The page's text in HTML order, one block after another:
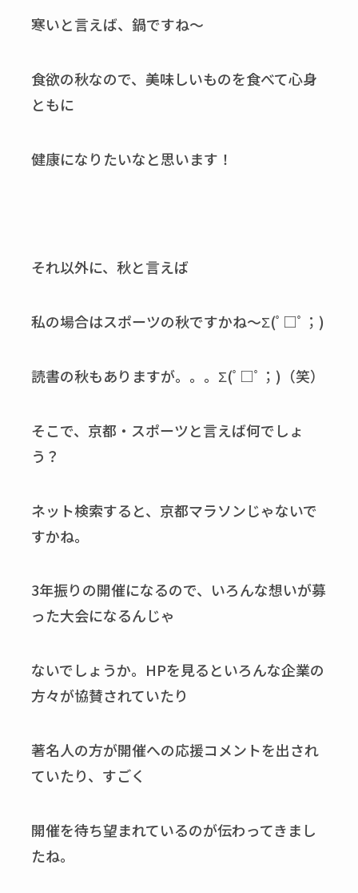
寒いと言えば、鍋ですね～
食欲の秋なので、美味しいものを食べて心身
ともに
健康になりたいなと思います！
それ以外に、秋と言えば
私の場合はスポーツの秋ですかね～Σ(ﾟ□ﾟ；)
読書の秋もありますが。。。Σ(ﾟ□ﾟ；)（笑）
そこで、京都・スポーツと言えば何でしょ
う？
ネット検索すると、京都マラソンじゃないで
すかね。
3年振りの開催になるので、いろんな想いが募
った大会になるんじゃ
ないでしょうか。HPを見るといろんな企業の
方々が協賛されていたり
著名人の方が開催への応援コメントを出され
ていたり、すごく
開催を待ち望まれているのが伝わってきまし
たね。